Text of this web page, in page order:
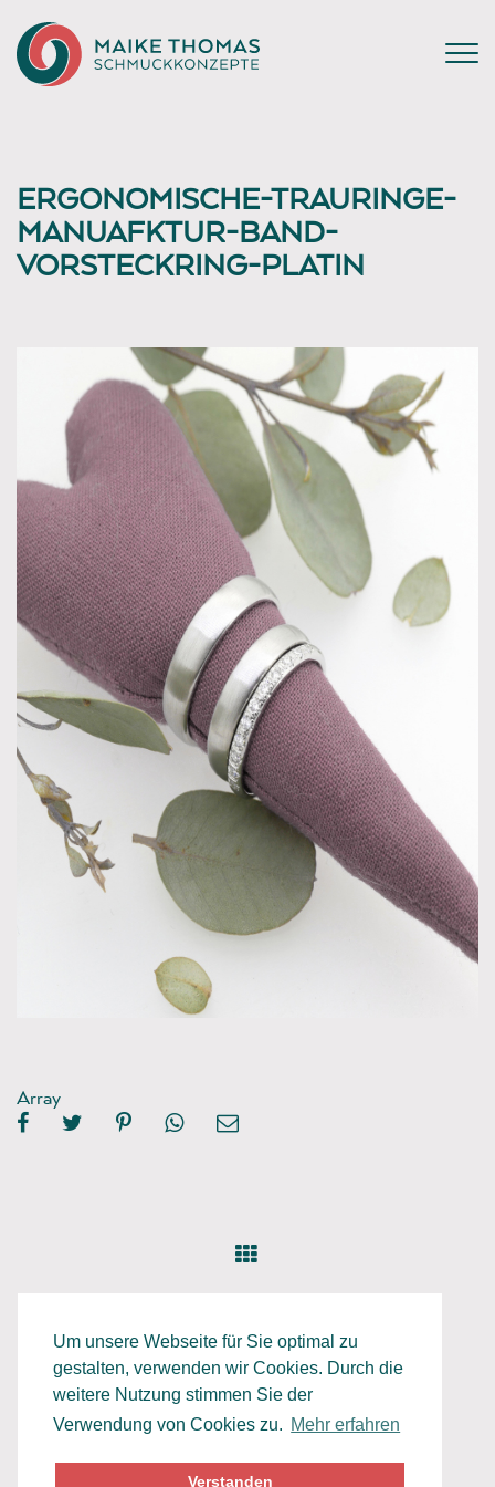
Um unsere Webseite für Sie optimal zu
gestalten, verwenden wir Cookies. Durch die
weitere Nutzung stimmen Sie der
Verwendung von Cookies zu. Mehr erfahren
Verstanden
ERGONOMISCHE-TRAURINGE-
MANUAFKTUR-BAND-
VORSTECKRING-PLATIN
Array
Datenschutz Impressum